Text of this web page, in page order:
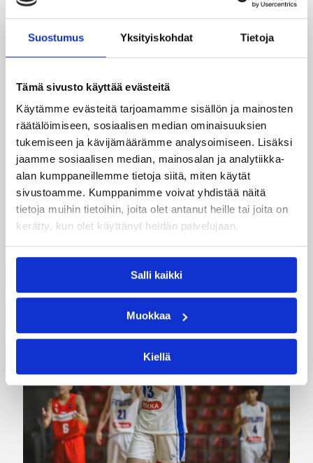
Suostumus Yksityiskohdat Tietoja
Tämä sivusto käyttää evästeitä
Käytämme evästeitä tarjoamamme sisällön ja mainosten
räätälöimiseen, sosiaalisen median ominaisuuksien
tukemiseen ja kävijämäärämme analysoimiseen. Lisäksi
jaamme sosiaalisen median, mainosalan ja analytiikka-
alan kumppaneillemme tietoja siitä, miten käytät
sivustoamme. Kumppanimme voivat yhdistää näitä
tietoja muihin tietoihin, joita olet antanut heille tai joita on
kerätty, kun olet käyttänyt heidän palvelujaan.
Salli kaikki
Muokkaa
Kiellä
Aino Tuomi
Anni Mäkitalo
Chandrea Jones
Kaisa Valtakari
Niina Laaksonen
Ulriikka Latvala
Kategoriat
Naisten Korisliiga Pääjuttu Sarjat
Katso myös